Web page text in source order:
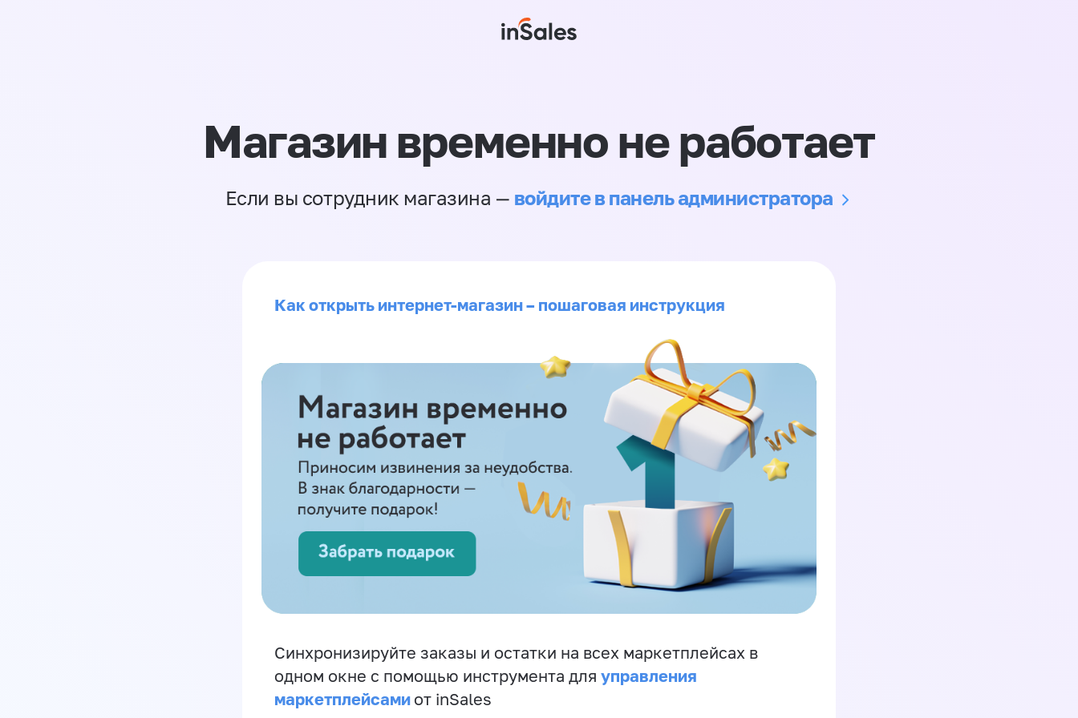
Магазин временно не работает
Если вы сотрудник магазина — войдите в панель администратора
Как открыть интернет-магазин – пошаговая инструкция
Синхронизируйте заказы и остатки на всех маркетплейсах в
одном окне с помощью инструмента для управления
маркетплейсами от inSales